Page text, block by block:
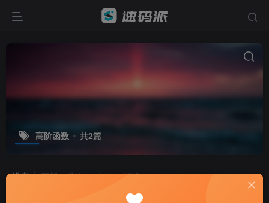
高阶函数 共2篇
排序 更新 浏览 点赞 评论